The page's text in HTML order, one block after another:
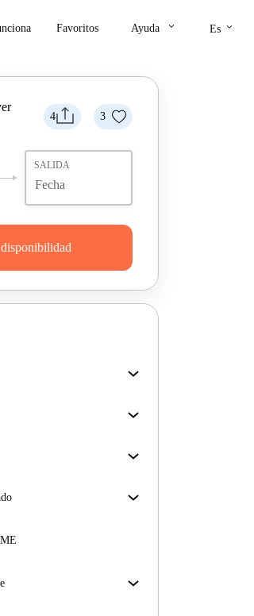
Favoritos Ayuda keyboard_arrow_down Es keyboard_arrow_down
4 3
SALIDA
nosotros te la
alquiler y servicios
más altos de seguridad y
todo el alquiler.